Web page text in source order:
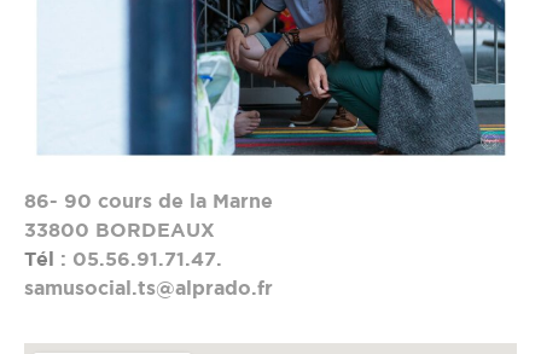
86- 90 cours de la Marne
33800 BORDEAUX
Tél : 05.56.91.71.47.
samusocial.ts@alprado.fr